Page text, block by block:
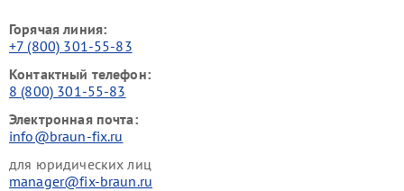
Горячая линия:
+7 (800) 301-55-83
Контактный телефон:
8 (800) 301-55-83
Электронная почта:
info@braun-fix.ru
для юридических лиц
manager@fix-braun.ru